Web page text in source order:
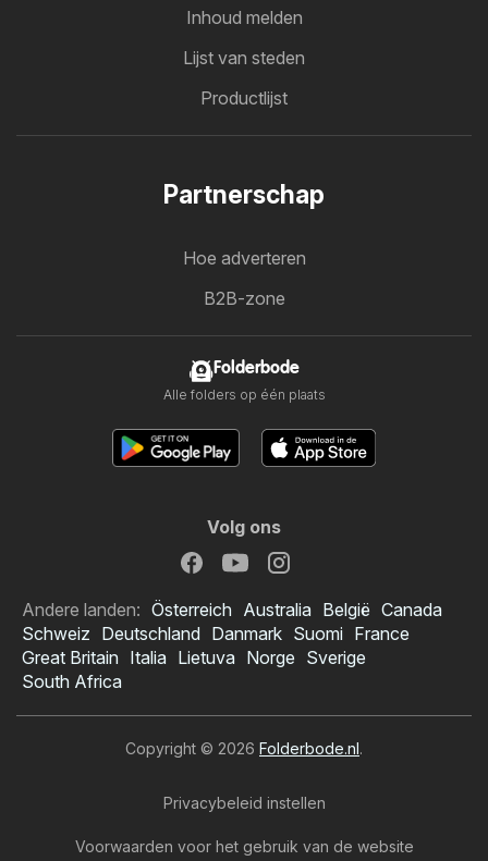
Inhoud melden
Lijst van steden
Productlijst
Partnerschap
Hoe adverteren
B2B-zone
Folderbode
Alle folders op één plaats
Volg ons
Andere landen: Österreich Australia België Canada
Schweiz Deutschland Danmark Suomi France
Great Britain Italia Lietuva Norge Sverige
South Africa
Copyright © 2026 Folderbode.nl.
Privacybeleid instellen
Voorwaarden voor het gebruik van de website